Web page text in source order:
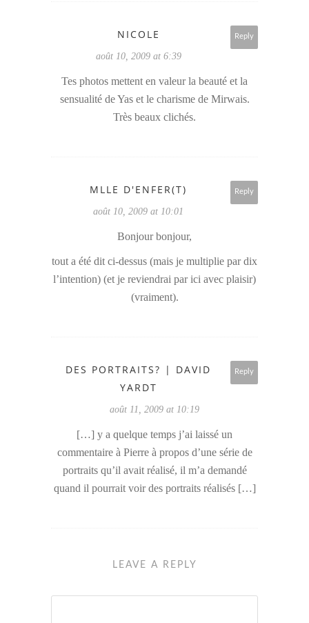
Reply
NICOLE
août 10, 2009 at 6:39
Tes photos mettent en valeur la beauté et la
sensualité de Yas et le charisme de Mirwais.
Très beaux clichés.
Reply
MLLE D'ENFER(T)
août 10, 2009 at 10:01
Bonjour bonjour,
tout a été dit ci-dessus (mais je multiplie par dix
l’intention) (et je reviendrai par ici avec plaisir)
(vraiment).
Reply
DES PORTRAITS? | DAVID
YARDT
août 11, 2009 at 10:19
[…] y a quelque temps j’ai laissé un
commentaire à Pierre à propos d’une série de
portraits qu’il avait réalisé, il m’a demandé
quand il pourrait voir des portraits réalisés […]
LEAVE A REPLY